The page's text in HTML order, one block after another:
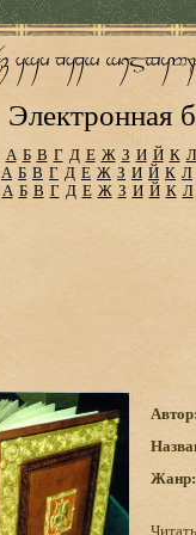
Электронная
А Б В Г Д Е Ж З И Й К Л
А Б В Г Д Е Ж З И Й К Л
А Б В Г Д Е Ж З И Й К Л
Автор:
Жанр: